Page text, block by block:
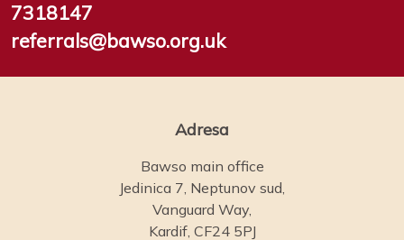
7318147
referrals@bawso.org.uk
Adresa
Bawso main office
Jedinica 7, Neptunov sud,
Vanguard Way,
Kardif, CF24 5PJ